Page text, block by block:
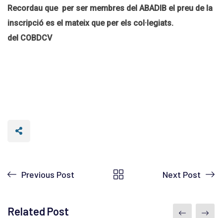
Recordau que per ser membres del ABADIB el preu de la
inscripció es el mateix que per els col·legiats.
del COBDCV
Previous Post Next Post
Related Post